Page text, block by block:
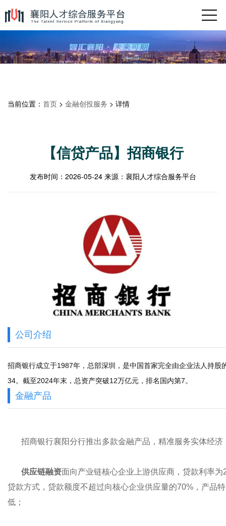
当前位置： 首页 > 金融创投服务 > 详情
【信贷产品】招商银行
发布时间： 2026-05-24 来源： 襄阳人才综合服务平台
公司介绍
招商银行成立于1987年，总部深圳，是中国首家完全由企业法人持
34。截至2024年末，总资产突破12万亿元，排名国内第7。
金融产品
招商银行襄阳分行推出多款金融产品，精准服务实体经
供应链融资面向产业链核心企业上游供应商，贷款利率
贷款方式，贷款额度不超过向核心企业供应量的70%，产品
低；